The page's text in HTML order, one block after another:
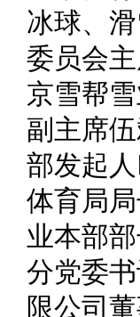
冰球、
委员会
京雪帮
副主席
部发起
体育局
业本部
分党委
限公司